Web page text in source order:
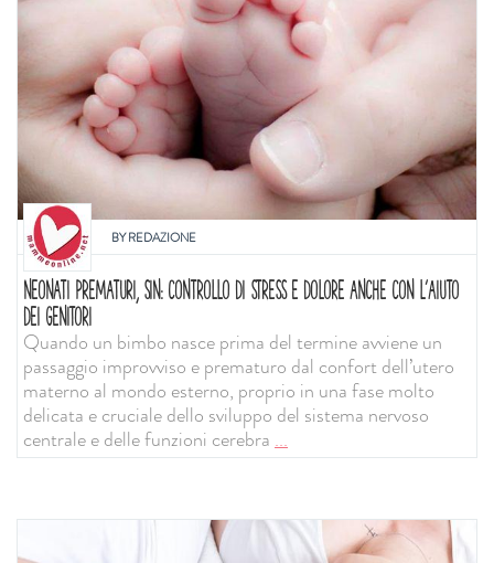
BYREDAZIONE
NEONATI PREMATURI, SIN: CONTROLLO DI STRESS E DOLORE ANCHE CON L'AIUTO
DEI GENITORI
Quando un bimbo nasce prima del termine avviene un
passaggio improvviso e prematuro dal confort dell’utero
materno al mondo esterno, proprio in una fase molto
delicata e cruciale dello sviluppo del sistema nervoso
centrale e delle funzioni cerebra...